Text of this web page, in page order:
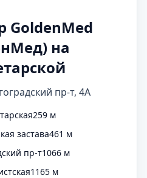
GoldenMed
на
пр-т, 4А
259 м
застава461 м
пр-т1066 м
1165 м